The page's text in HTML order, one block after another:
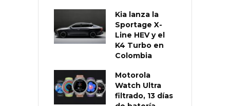
Kia lanza la
Sportage X-
Line HEV y el
K4 Turbo en
Colombia
Motorola
Watch Ultra
filtrado, 13 días